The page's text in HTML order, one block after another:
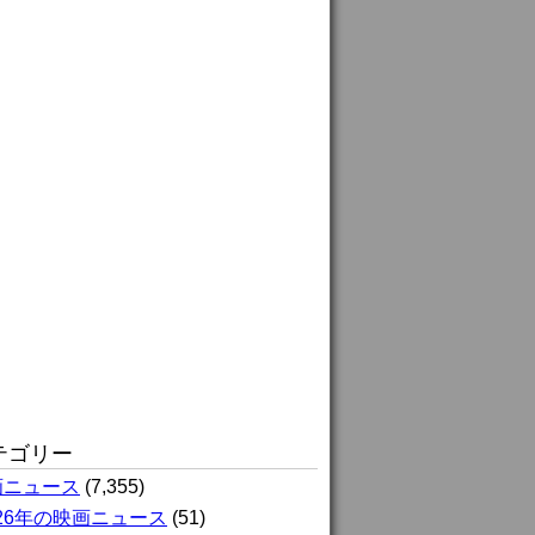
ゴリー
ュース (7,355)
年の映画ニュース (51)